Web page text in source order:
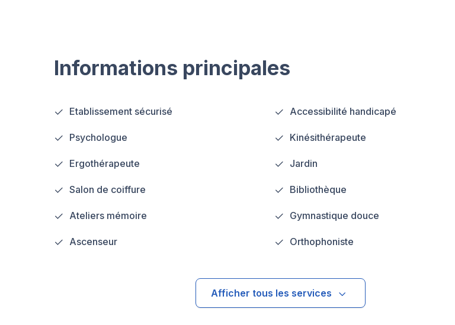
Informations principales
Etablissement sécurisé Accessibilité handicapé
Psychologue Kinésithérapeute
Ergothérapeute Jardin
Salon de coiffure Bibliothèque
Ateliers mémoire Gymnastique douce
Ascenseur Orthophoniste
Afficher tous les services